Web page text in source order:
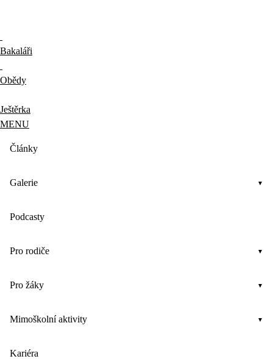
Bakaláři
Obědy
Ještěrka
MENU
Články
Galerie
Podcasty
Pro rodiče
Pro žáky
Mimoškolní aktivity
Kariéra